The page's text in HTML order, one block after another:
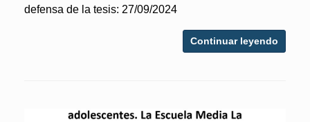
defensa de la tesis: 27/09/2024
Continuar leyendo